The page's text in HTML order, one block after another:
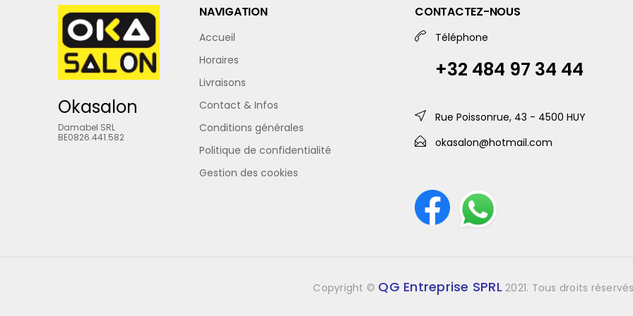
Okasalon
Damabel SRL
BE0826.441.582
NAVIGATION
Accueil
Horaires
Livraisons
Contact & Infos
Conditions générales
Politique de confidentialité
Gestion des cookies
CONTACTEZ-NOUS
Téléphone
+32 484 97 34 44
Rue Poissonrue, 43 - 4500 HUY
okasalon@hotmail.com
Copyright © QG Entreprise SPRL2021. Tous droits